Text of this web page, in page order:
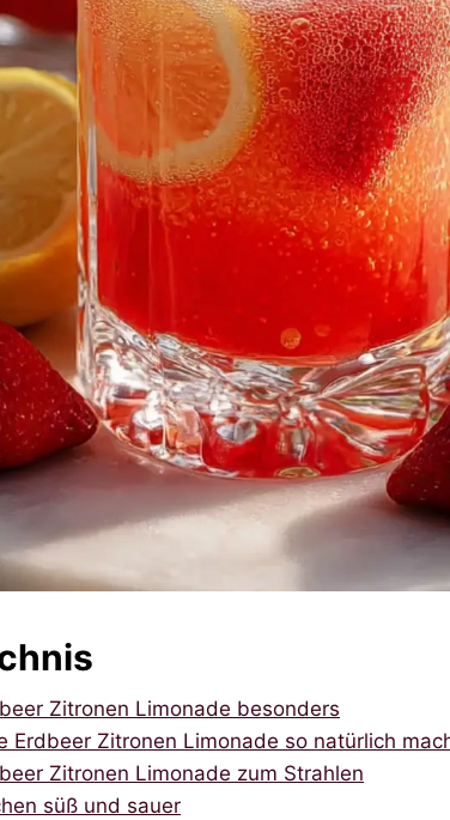
Zitronen Limonade besonders
Erdbeer Zitronen Limonade so natürlich
Zitronen Limonade zum Strahlen
süß und sauer